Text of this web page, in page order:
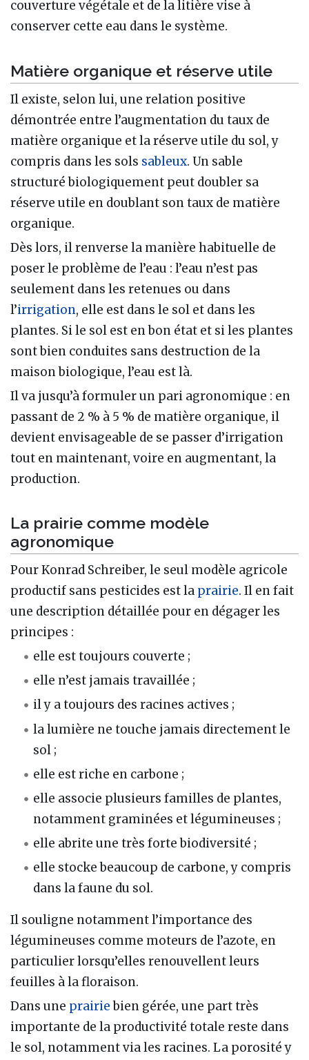
couverture végétale et de la litière vise à
conserver cette eau dans le système.
Matière organique et réserve utile
Il existe, selon lui, une relation positive
démontrée entre l’augmentation du taux de
matière organique et la réserve utile du sol, y
compris dans les sols sableux. Un sable
structuré biologiquement peut doubler sa
réserve utile en doublant son taux de matière
organique.
Dès lors, il renverse la manière habituelle de
poser le problème de l’eau : l’eau n’est pas
seulement dans les retenues ou dans
l’irrigation, elle est dans le sol et dans les
plantes. Si le sol est en bon état et si les plantes
sont bien conduites sans destruction de la
maison biologique, l’eau est là.
Il va jusqu’à formuler un pari agronomique : en
passant de 2 % à 5 % de matière organique, il
devient envisageable de se passer d’irrigation
tout en maintenant, voire en augmentant, la
production.
La prairie comme modèle
agronomique
Pour Konrad Schreiber, le seul modèle agricole
productif sans pesticides est la prairie. Il en fait
une description détaillée pour en dégager les
principes :
elle est toujours couverte ;
elle n’est jamais travaillée ;
il y a toujours des racines actives ;
la lumière ne touche jamais directement le
sol ;
elle est riche en carbone ;
elle associe plusieurs familles de plantes,
notamment graminées et légumineuses ;
elle abrite une très forte biodiversité ;
elle stocke beaucoup de carbone, y compris
dans la faune du sol.
Il souligne notamment l’importance des
légumineuses comme moteurs de l’azote, en
particulier lorsqu’elles renouvellent leurs
feuilles à la floraison.
Dans une prairiebien gérée, une part très
importante de la productivité totale reste dans
le sol, notamment via les racines. La porosité y